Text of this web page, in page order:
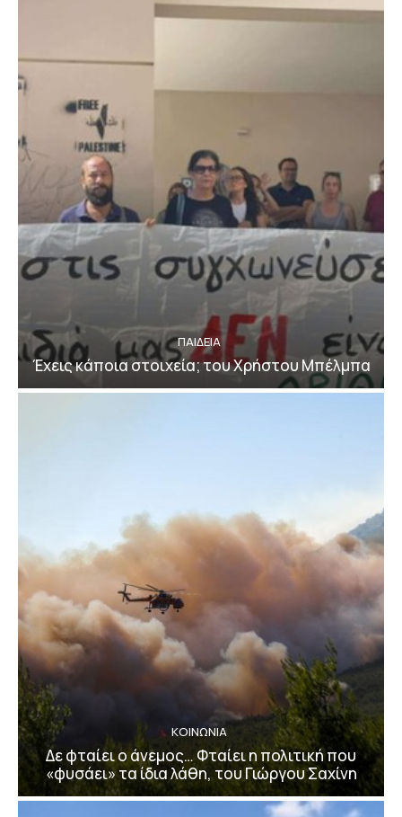
ΠΑΙΔΕΙΑ
Έχεις κάποια στοιχεία; του Χρήστου Μπέλμπα
ΚΟΙΝΩΝΙΑ
Δε φταίει ο άνεμος… Φταίει η πολιτική που
«φυσάει» τα ίδια λάθη, του Γιώργου Σαχίνη